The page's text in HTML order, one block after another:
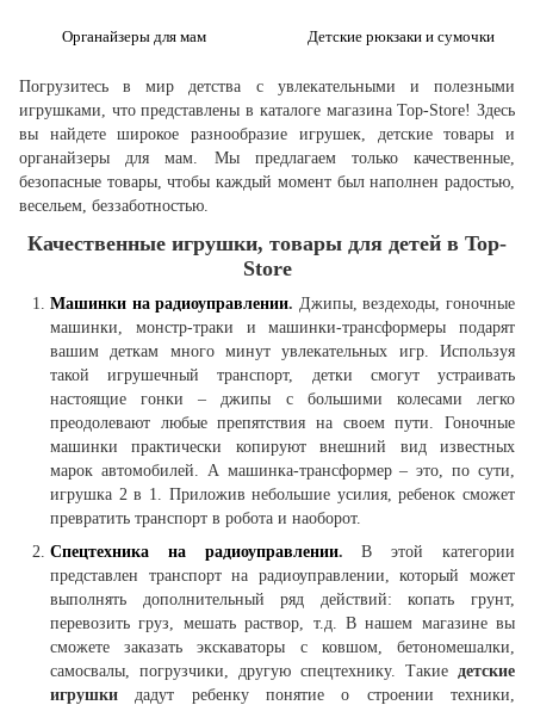
Погрузитесь в мир детства с увлекательными и полезными
игрушками, что представлены в каталоге магазина Top-Store! Здесь
вы найдете широкое разнообразие игрушек, детские товары и
органайзеры для мам. Мы предлагаем только качественные,
безопасные товары, чтобы каждый момент был наполнен радостью,
весельем, беззаботностью.
Качественные игрушки, товары для детей в Top-
Store
Машинки на радиоуправлении. Джипы, вездеходы, гоночные
машинки, монстр-траки и машинки-трансформеры подарят
вашим деткам много минут увлекательных игр. Используя
такой игрушечный транспорт, детки смогут устраивать
настоящие гонки – джипы с большими колесами легко
преодолевают любые препятствия на своем пути. Гоночные
машинки практически копируют внешний вид известных
марок автомобилей. А машинка-трансформер – это, по сути,
игрушка 2 в 1. Приложив небольшие усилия, ребенок сможет
превратить транспорт в робота и наоборот.
Спецтехника на радиоуправлении.В этой категории
представлен транспорт на радиоуправлении, который может
выполнять дополнительный ряд действий: копать грунт,
перевозить груз, мешать раствор, т.д. В нашем магазине вы
сможете заказать экскаваторы с ковшом, бетономешалки,
самосвалы, погрузчики, другую спецтехнику. Такие детские
игрушки дадут ребенку понятие о строении техники,
Органайзеры для мам Детские рюкзаки и сумочки